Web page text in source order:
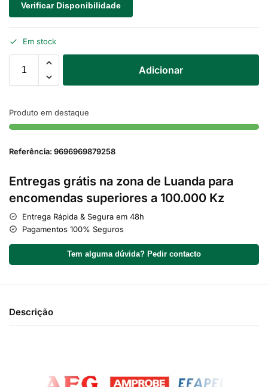
Verificar Disponibilidade
Em stock
Adicionar
Produto em destaque
Referência: 9696969879258
Entregas grátis na zona de Luanda para
encomendas superiores a 100.000 Kz
Entrega Rápida & Segura em 48h
Pagamentos 100% Seguros
Tem alguma dúvida? Pedir contacto
Descrição